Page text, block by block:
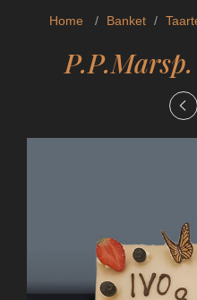
Home / Banket /